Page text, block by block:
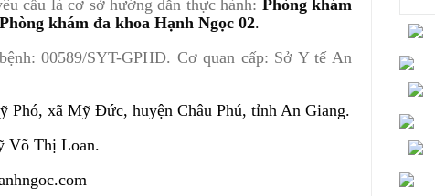
cầu là cơ sở hướng dẫn thực hành: Phòng khám
khám đa khoa Hạnh Ngọc 02.
00589/SYT-GPHĐ. Cơ quan cấp: Sở Y tế An
xã Mỹ Đức, huyện Châu Phú, tỉnh An Giang.
Võ Thị Loan.